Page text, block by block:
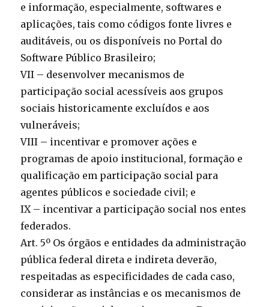
e informação, especialmente, softwares e
aplicações, tais como códigos fonte livres e
auditáveis, ou os disponíveis no Portal do
Software Público Brasileiro;
VII – desenvolver mecanismos de
participação social acessíveis aos grupos
sociais historicamente excluídos e aos
vulneráveis;
VIII – incentivar e promover ações e
programas de apoio institucional, formação e
qualificação em participação social para
agentes públicos e sociedade civil; e
IX – incentivar a participação social nos entes
federados.
Art. 5º Os órgãos e entidades da administração
pública federal direta e indireta deverão,
respeitadas as especificidades de cada caso,
considerar as instâncias e os mecanismos de